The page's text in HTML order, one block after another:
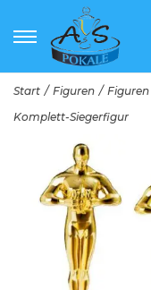
Start / Figuren /
Komplett-Siegerfigur